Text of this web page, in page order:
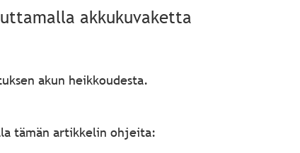
akkukuvaketta
akun heikkoudesta.
tämän artikkelin ohjeita: